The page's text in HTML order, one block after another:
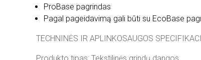
ProBase pagrindas
Pagal pageidavimą gali būti su EcoBase
TECHNINĖS IR APLINKOSAUGOS